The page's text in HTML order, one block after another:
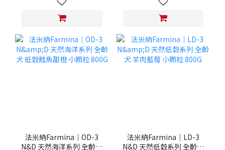
法米納Farmina｜OD-3
N&D 天然海洋系列 全齡犬
法米納Farmina｜LD-3
N&D 天然低穀系列 全齡犬